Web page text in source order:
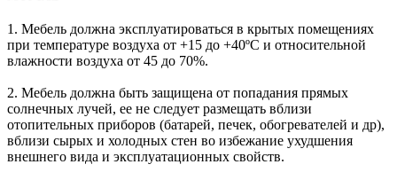
1. Мебель должна эксплуатироваться в крытых помещениях
при температуре воздуха от +15 до +40ºС и относительной
влажности воздуха от 45 до 70%.
2. Мебель должна быть защищена от попадания прямых
солнечных лучей, ее не следует размещать вблизи
отопительных приборов (батарей, печек, обогревателей и др),
вблизи сырых и холодных стен во избежание ухудшения
внешнего вида и эксплуатационных свойств.